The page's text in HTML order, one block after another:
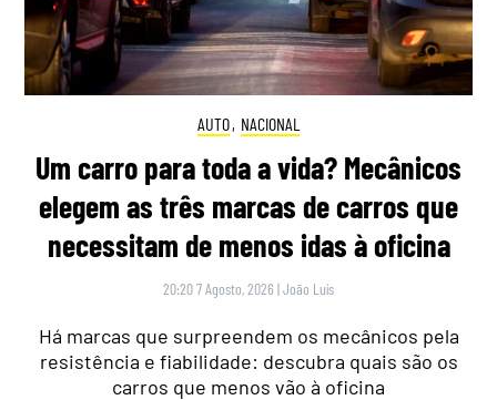
AUTO, NACIONAL
Um carro para toda a vida? Mecânicos
elegem as três marcas de carros que
necessitam de menos idas à oficina
20:20 7 Agosto, 2026 |João Luís
Há marcas que surpreendem os mecânicos pela
resistência e fiabilidade: descubra quais são os
carros que menos vão à oficina